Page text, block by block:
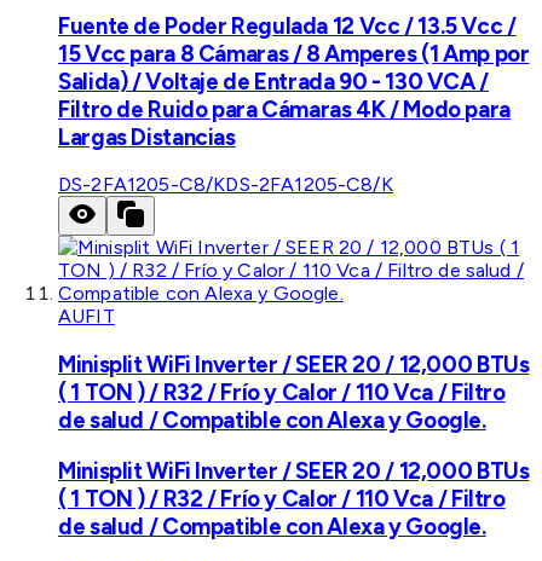
Fuente de Poder Regulada 12 Vcc / 13.5 Vcc /
15 Vcc para 8 Cámaras / 8 Amperes (1 Amp por
Salida) / Voltaje de Entrada 90 - 130 VCA /
Filtro de Ruido para Cámaras 4K / Modo para
Largas Distancias
DS-2FA1205-C8/KDS-2FA1205-C8/K
AUFIT
Minisplit WiFi Inverter / SEER 20 / 12,000 BTUs
( 1 TON ) / R32 / Frío y Calor / 110 Vca / Filtro
de salud / Compatible con Alexa y Google.
Minisplit WiFi Inverter / SEER 20 / 12,000 BTUs
( 1 TON ) / R32 / Frío y Calor / 110 Vca / Filtro
de salud / Compatible con Alexa y Google.